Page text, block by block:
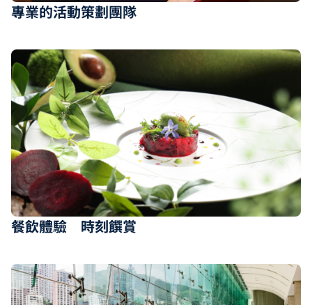
專業的活動策劃團隊
餐飲體驗 時刻饌賞